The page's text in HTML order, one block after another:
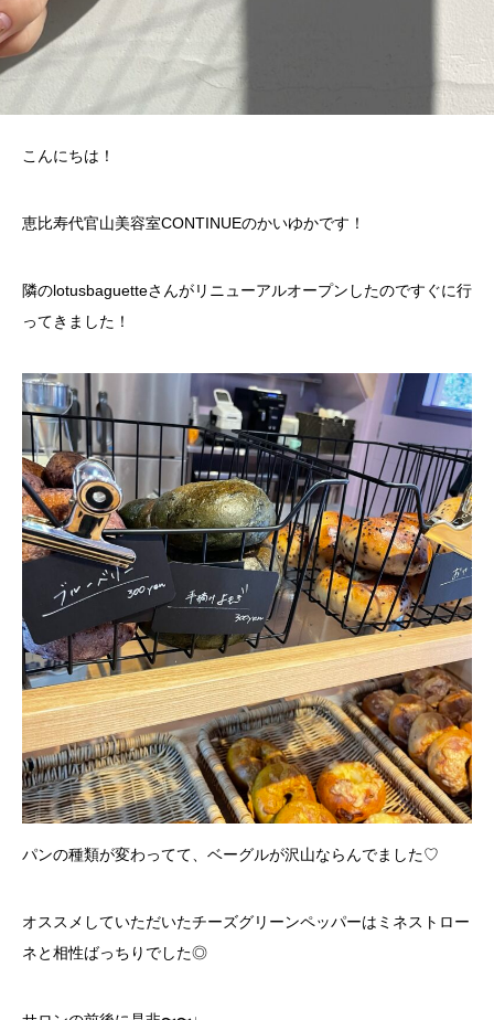
こんにちは！
恵比寿代官山美容室CONTINUEのかいゆかです！
隣のlotusbaguetteさんがリニューアルオープンしたのですぐに行
ってきました！
パンの種類が変わってて、ベーグルが沢山ならんでました♡
オススメしていただいたチーズグリーンペッパーはミネストロー
ネと相性ばっちりでした◎